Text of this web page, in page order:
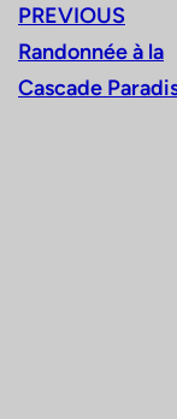
PREVIOUS
Randonnée à la
Cascade